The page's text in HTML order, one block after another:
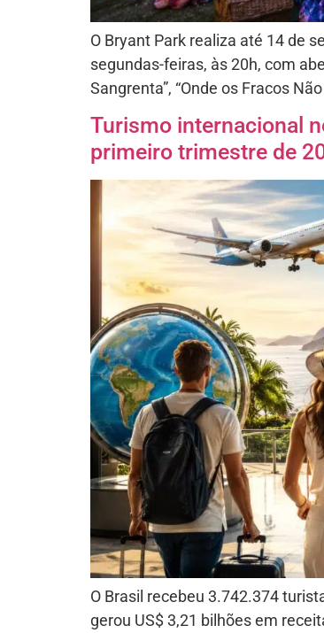
O Bryant Park realiza até 14 de
segundas-feiras, às 20h, com
Sangrenta”, “Onde os Fracos
Turismo internacional
primeiro trimestre de
O Brasil recebeu 3.742.374
gerou US$ 3,21 bilhões em